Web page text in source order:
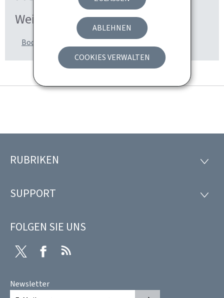
ABLEHNEN
COOKIES VERWALTEN
Weitere Informationen
Bodenschutz und Altlastenmanagement
Footer
RUBRIKEN
SUPPORT
FOLGEN SIE UNS
Twitter Facebook
Newsletter